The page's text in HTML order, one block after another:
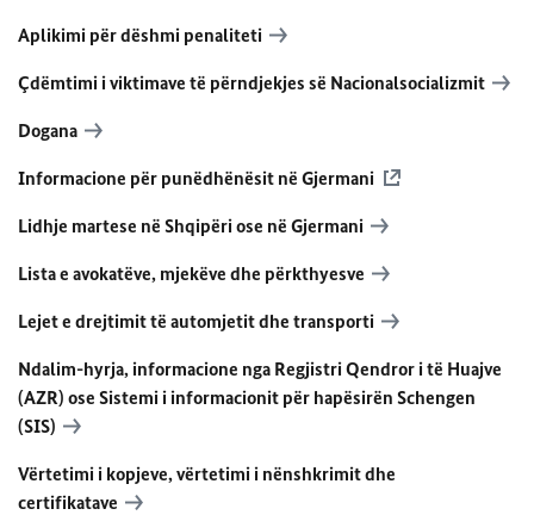
Aplikimi për dëshmi penaliteti
Çdëmtimi i viktimave të përndjekjes së Nacionalsocializmit
Dogana
Informacione për punëdhënësit në Gjermani
Lidhje martese në Shqipëri ose në Gjermani
Lista e avokatëve, mjekëve dhe përkthyesve
Lejet e drejtimit të automjetit dhe transporti
Ndalim-hyrja, informacione nga Regjistri Qendror i të Huajve
(AZR) ose Sistemi i informacionit për hapësirën Schengen
(SIS)
Vërtetimi i kopjeve, vërtetimi i nënshkrimit dhe
certifikatave